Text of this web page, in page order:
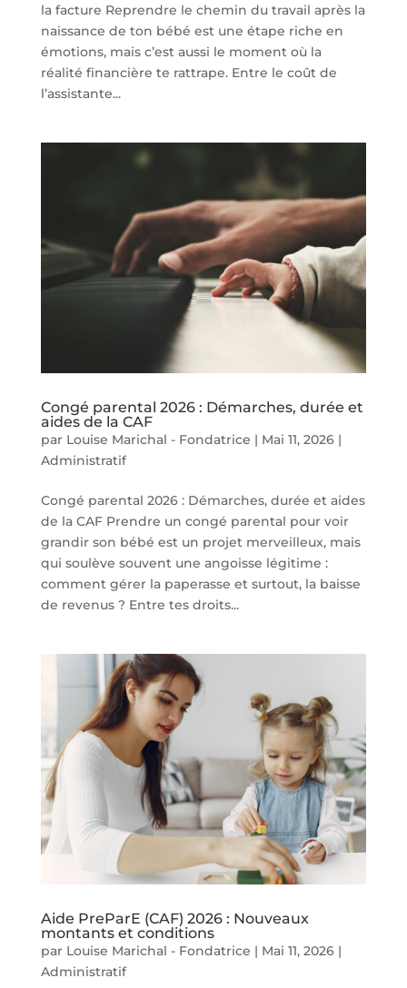
la facture Reprendre le chemin du travail après la
naissance de ton bébé est une étape riche en
émotions, mais c’est aussi le moment où la
réalité financière te rattrape. Entre le coût de
l’assistante...
Congé parental 2026 : Démarches, durée et
aides de la CAF
par Louise Marichal - Fondatrice | Mai 11, 2026|
Administratif
Congé parental 2026 : Démarches, durée et aides
de la CAF Prendre un congé parental pour voir
grandir son bébé est un projet merveilleux, mais
qui soulève souvent une angoisse légitime :
comment gérer la paperasse et surtout, la baisse
de revenus ? Entre tes droits...
Aide PreParE (CAF) 2026 : Nouveaux
montants et conditions
par Louise Marichal - Fondatrice | Mai 11, 2026|
Administratif